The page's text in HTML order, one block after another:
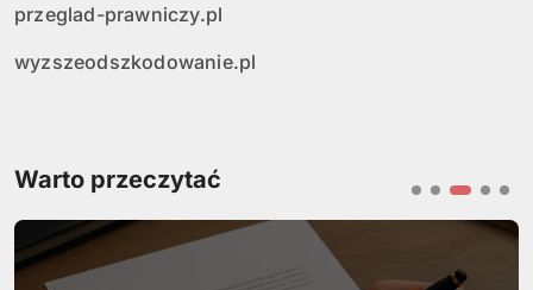
przeglad-prawniczy.pl
wyzszeodszkodowanie.pl
Warto przeczytać